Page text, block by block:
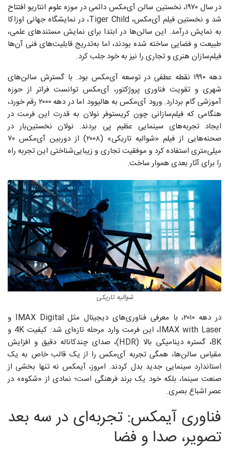
در سال ۱۹۷۰، نخستین سالن آی‌مکس دائمی در موزه‌ علوم انتاریو افتتاح
شد و نخستین فیلم آی‌مکس، Tiger Child، در نمایشگاه جهانی اوزاکا
به نمایش درآمد. این سالن‌ها در ابتدا برای نمایش مستندهای علمی،
طبیعت و فضایی ساخته شده بودند، اما به‌تدریج قابلیت‌های فنی آن‌ها
فیلم‌سازان هنری و تجاری را نیز به خود جلب کرد.
دهه ۱۹۹۰ نقطه‌ عطفی در توسعه‌ آی‌مکس بود. با گسترش سالن‌های
شهری و تقویت فناوری پروژکتور، آی‌مکس توانست فراتر از حوزه‌
آموزشی گام بردارد. ورود آی‌مکس به هالیوود اما در دهه ۲۰۰۰ رقم خورد،
هنگامی که فیلم‌سازانی چون کریستوفر نولان به قدرت این فرمت در
ایجاد تجربه‌های سینمایی عظیم پی بردند. نولان نخستین‌بار در
صحنه‌هایی از فیلم «شوالیه تاریکی» (۲۰۰۸) از دوربین آی‌مکس ۷۰
میلی‌متری استفاده کرد و موفقیت تجاری و زیبایی‌شناختی این تجربه راه
را برای آثار بعدی هموار ساخت.
شوالیه تاریکی
در دهه ۲۰۱۰، با معرفی فناوری‌های دیجیتال مثل IMAX Digital و
IMAX with Laser، این فرمت وارد مرحله تازه‌ای شد: کیفیت 4K و
8K، گستره دینامیکی بالا (HDR)، صدای چندکاناله‌ دقیق و افزایش
مقیاس سالن‌ها، همگی تجربه‌ آی‌مکس را از یک قالب خاص به یک
استاندارد سینمایی جدید بدل کردند. امروز، آیمکس نه تنها بخشی از
صنعت سینما، بلکه خود یک برند فرهنگی است؛ نمادی از «شکوه» در
عصر اشباع بصری.
فناوری آیمکس: تجربه‌ای در سه بعد
تصویر، صدا و فضا